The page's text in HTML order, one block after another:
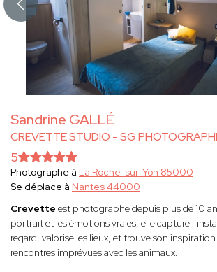
Sandrine GALLÉ
CREVETTE STUDIO - SG
5
Photographe à La Roche-sur-Yon 85000
Se déplace à Nantes 44000
Crevette est photographe depuis plus de 10
portrait et les émotions vraies, elle capture
regard, valorise les lieux, et trouve son
rencontres imprévues avec les animaux.